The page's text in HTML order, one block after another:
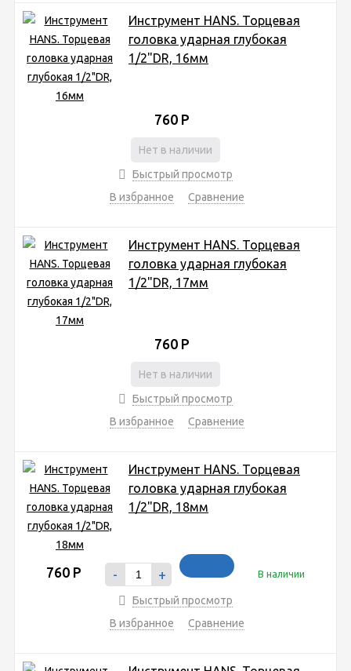
Инструмент HANS. Торцевая
головка ударная глубокая
1/2"DR, 16мм
760 Р
Нет в наличии
Быстрый просмотр
В избранное
Сравнение
Инструмент HANS. Торцевая
головка ударная глубокая
1/2"DR, 17мм
760 Р
Нет в наличии
Быстрый просмотр
В избранное
Сравнение
Инструмент HANS. Торцевая
головка ударная глубокая
1/2"DR, 18мм
760 Р - + В наличии
Быстрый просмотр
В избранное
Сравнение